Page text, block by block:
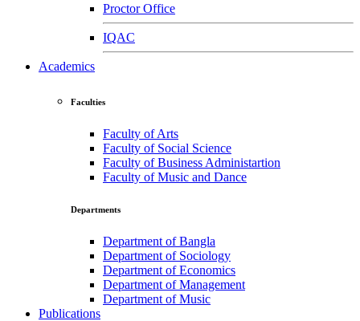
Proctor Office
IQAC
Academics
Faculties
Faculty of Arts
Faculty of Social Science
Faculty of Business Administartion
Faculty of Music and Dance
Departments
Department of Bangla
Department of Sociology
Department of Economics
Department of Management
Department of Music
Publications